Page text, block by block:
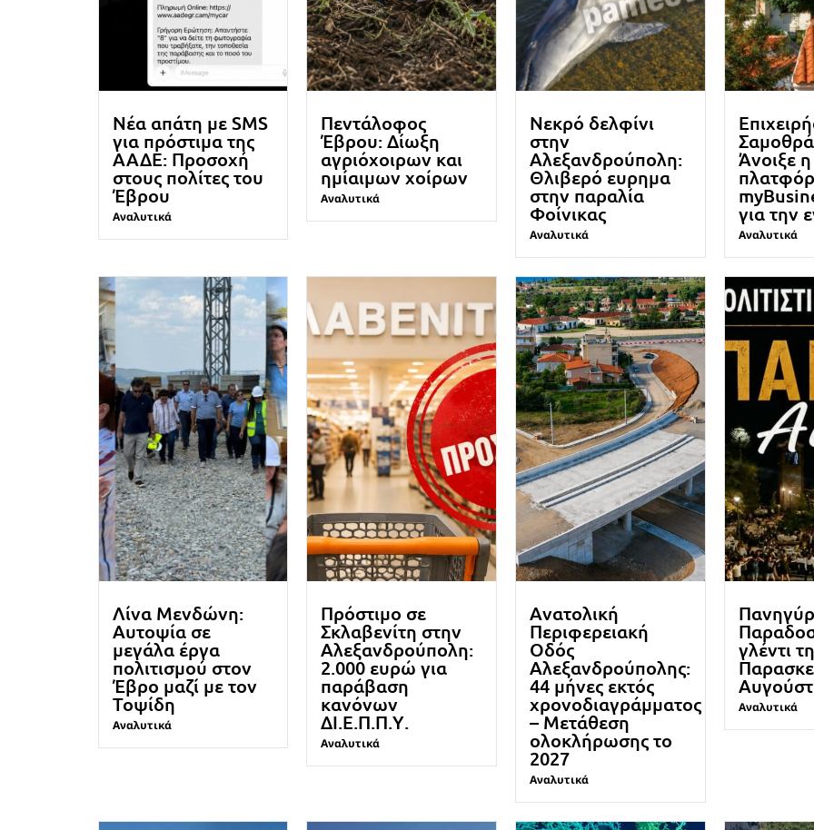
Νέα απάτη με SMS
για πρόστιμα της
ΑΑΔΕ: Προσοχή
στους πολίτες του
Έβρου
Αναλυτικά
Πεντάλοφος
Έβρου: Δίωξη
αγριόχοιρων και
ημίαιμων χοίρων
Αναλυτικά
Νεκρό δελφίνι
στην
Αλεξανδρούπολη:
Θλιβερό ευρημα
στην παραλία
Φοίνικας
Αναλυτικά
Άνοιξε η
για την
Αναλυτικά
Λίνα Μενδώνη:
Αυτοψία σε
μεγάλα έργα
πολιτισμού στον
Έβρο μαζί με τον
Τοψίδη
Αναλυτικά
Πρόστιμο σε
Σκλαβενίτη στην
Αλεξανδρούπολη:
2.000 ευρώ για
παράβαση
κανόνων
ΔΙ.Ε.Π.Π.Υ.
Αναλυτικά
Ανατολική
Περιφερειακή
Οδός
Αλεξανδρούπολης:
44 μήνες εκτός
χρονοδιαγράμματος
– Μετάθεση
ολοκλήρωσης το
2027
Αναλυτικά
γλέντι
Αναλυτικά